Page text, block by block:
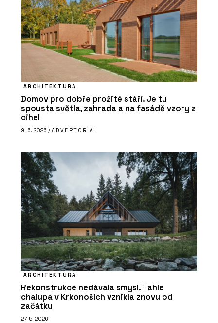
ARCHITEKTURA
Domov pro dobře prožité stáří. Je tu
spousta světla, zahrada a na fasádě vzory z
cihel
9. 6. 2026 / ADVERTORIAL
ARCHITEKTURA
Rekonstrukce nedávala smysl. Tahle
chalupa v Krkonoších vznikla znovu od
začátku
27. 5. 2026